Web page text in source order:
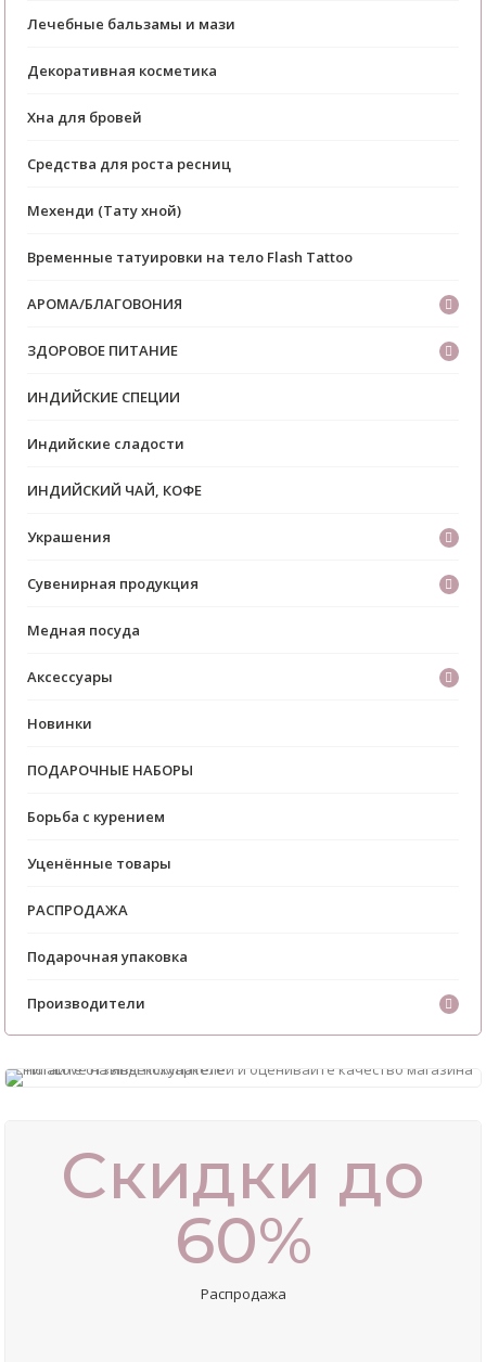
Лечебные бальзамы и мази
Декоративная косметика
Хна для бровей
Средства для роста ресниц
Мехенди (Тату хной)
Временные татуировки на тело Flash Tattoo
АРОМА/БЛАГОВОНИЯ
ЗДОРОВОЕ ПИТАНИЕ
ИНДИЙСКИЕ СПЕЦИИ
Индийские сладости
ИНДИЙСКИЙ ЧАЙ, КОФЕ
Украшения
Сувенирная продукция
Медная посуда
Аксессуары
Новинки
ПОДАРОЧНЫЕ НАБОРЫ
Борьба с курением
Уценённые товары
РАСПРОДАЖА
Подарочная упаковка
Производители
Скидки до
60%
Распродажа